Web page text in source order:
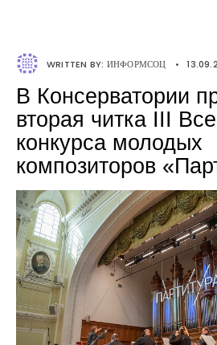
WRITTEN BY: ИНФОРМСОЦ •
В Консерватории
вторая читка III
конкурса молодых
композиторов